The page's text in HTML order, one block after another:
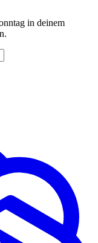
in deinem